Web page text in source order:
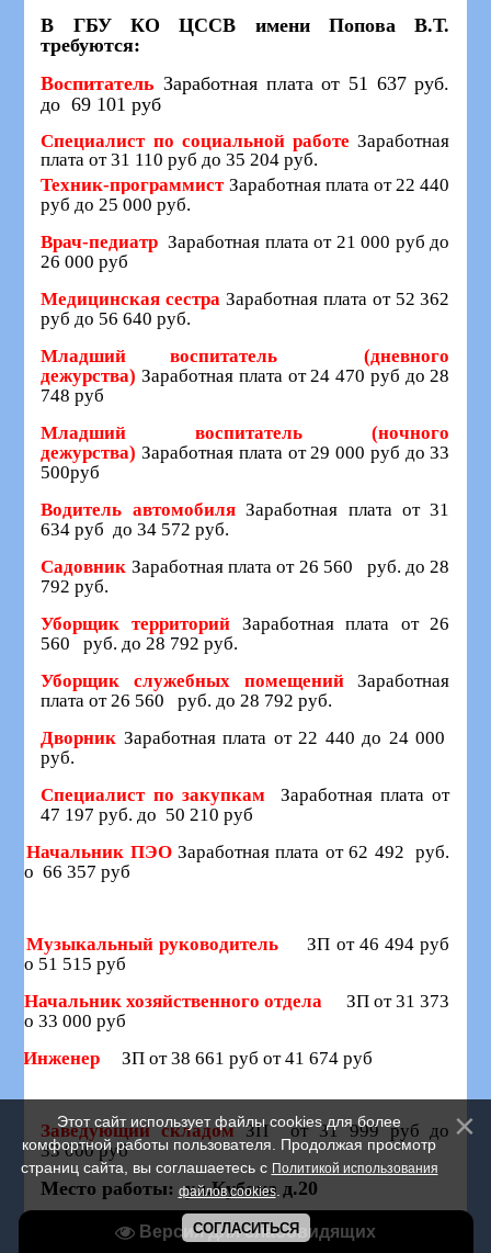
Версия для слабовидящих
В ГБУ КО ЦССВ имени Попова В.Т.
требуются:
ВоспитательЗаработная плата от 51 637 руб.
до 69 101 руб
Специалист по социальной работеЗаработная
плата от 31 110 руб до 35 204 руб.
Техник-программист Заработная плата от 22 440
руб до 25 000 руб.
Врач-педиатр Заработная плата от 21 000 руб до
26 000 руб
Медицинская сестраЗаработная плата от 52 362
руб до 56 640 руб.
Младший воспитатель (дневного
дежурства)Заработная плата от 24 470 руб до 28
748 руб
Младший воспитатель (ночного
дежурства)Заработная плата от 29 000 руб до 33
500руб
Водитель автомобиляЗаработная плата от 31
634 руб до 34 572 руб.
Садовник Заработная плата от 26 560 руб. до 28
792 руб.
Уборщик территорий Заработная плата от 26
560 руб. до 28 792 руб.
Уборщик служебных помещенийЗаработная
плата от 26 560 руб. до 28 792 руб.
Дворник Заработная плата от 22 440 до 24 000
руб.
Специалист по закупкамЗаработная плата от
47 197 руб. до 50 210 руб
Начальник ПЭОЗаработная плата от 62 492 руб.
до 66 357 руб
Музыкальный руководитель
ЗП от 46 494 руб
до 51 515 руб
Начальник хозяйственного отдела
ЗП от 31 373
до 33 000 руб
Инженер
ЗП от 38 661 руб от 41 674 руб
Заведующий складомЗП от 31 999 руб до
33 000 руб
Место работы: ул.Кубяка д.20
Почта для связи:azardetdom@gmail .com
Этот сайт использует файлы cookies для более
комфортной работы пользователя. Продолжая просмотр
страниц сайта, вы соглашаетесь с Политикой использования
файлов cookies.
СОГЛАСИТЬСЯ